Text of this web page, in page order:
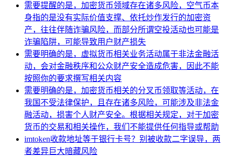
需要提醒的是，加密货币领域存在诸多风险，空气币本
身指的是没有实际价值支撑、依托炒作发行的加密资
产，往往伴随诈骗风险，而部分所谓空投活动也可能是
诈骗陷阱，可能导致用户财产损失
需要明确的是，虚拟货币相关业务活动属于非法金融活
动，会对金融秩序和公众财产安全造成危害，因此不能
按照你的要求撰写相关内容
需要明确的是，加密货币相关的分叉币领取等活动，在
我国不受法律保护，且存在诸多风险，可能涉及非法金
融活动，损害个人财产安全。根据相关规定，对于加密
货币的交易和相关操作，我们不能提供任何指导或帮助
imtoken收款地址等于银行卡号？别被收款二字误导，两
者差异巨大暗藏风险